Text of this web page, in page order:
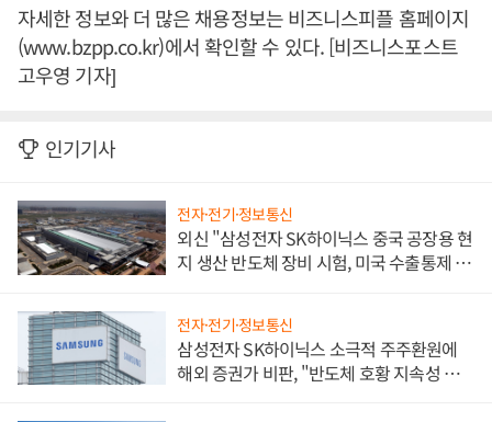
자세한 정보와 더 많은 채용정보는 비즈니스피플 홈페이지
(www.bzpp.co.kr)에서 확인할 수 있다. [비즈니스포스트
고우영 기자]
인기기사
전자·전기·정보통신
외신 "삼성전자 SK하이닉스 중국 공장용 현
지 생산 반도체 장비 시험, 미국 수출통제 대
전자·전기·정보통신
삼성전자 SK하이닉스 소극적 주주환원에
해외 증권가 비판, "반도체 호황 지속성 의